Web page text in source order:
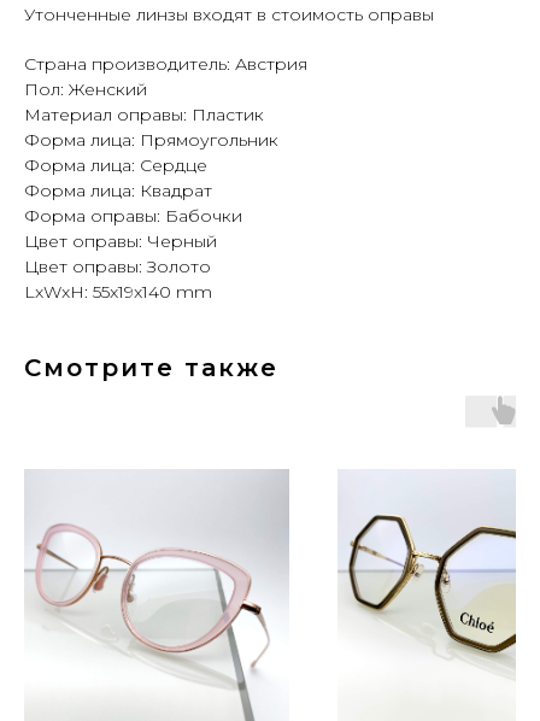
Утонченные линзы входят в стоимость оправы
Страна производитель: Австрия
Пол: Женский
Материал оправы: Пластик
Форма лица: Прямоугольник
Форма лица: Сердце
Форма лица: Квадрат
Форма оправы: Бабочки
Цвет оправы: Черный
Цвет оправы: Золото
LxWxH: 55x19x140 mm
Смотрите также